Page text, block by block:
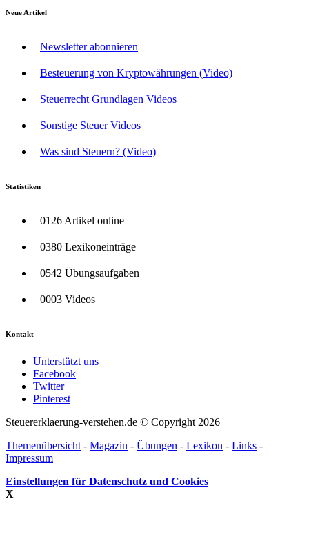
Neue Artikel
Newsletter abonnieren
Besteuerung von Kryptowährungen (Video)
Steuerrecht Grundlagen Videos
Sonstige Steuer Videos
Was sind Steuern? (Video)
Statistiken
0126 Artikel online
0380 Lexikoneinträge
0542 Übungsaufgaben
0003 Videos
Kontakt
Unterstützt uns
Facebook
Twitter
Pinterest
Steuererklaerung-verstehen.de © Copyright 2026
Themenübersicht - Magazin - Übungen - Lexikon - Links -
Impressum
Einstellungen für Datenschutz und Cookies
X